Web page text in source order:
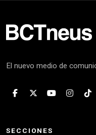
El nuevo medio de
SECCIONES